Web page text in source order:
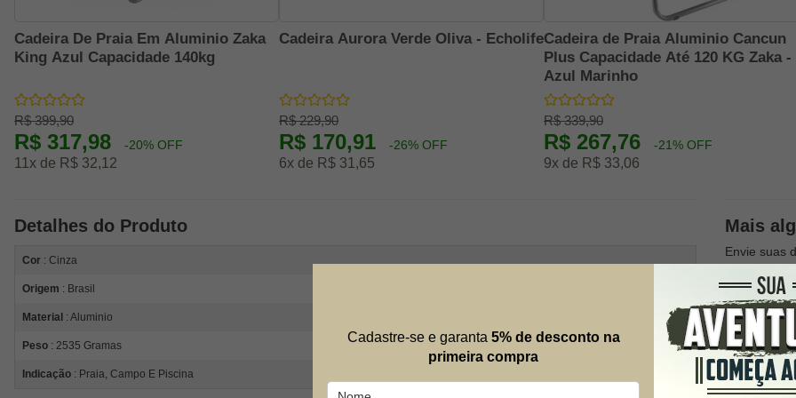
Cadeira De Praia Em Aluminio Zaka
King Azul Capacidade 140kg
R$ 399,90
R$ 317,98 -20% OFF
11x de R$ 32,12
Cadeira Aurora Verde Oliva - Echolife
R$ 229,90
R$ 170,91 -26% OFF
6x de R$ 31,65
Cadeira de Praia Aluminio Cancun
Plus Capacidade Até 120 KG Zaka -
Azul Marinho
R$ 339,90
R$ 267,76 -21% OFF
9x de R$ 33,06
Detalhes do Produto
Cor : Cinza
Origem : Brasil
Material : Aluminio
Peso : 2535 Gramas
Indicação : Praia, Campo E Piscina
Mais
Envie suas
possível.
Nome
E-mail
Cadastre-se e garanta 5% de desconto na
primeira compra